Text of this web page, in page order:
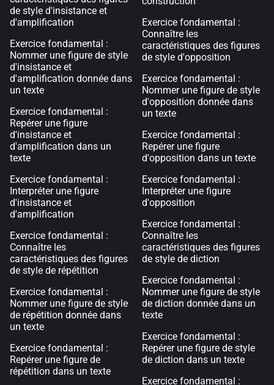
de style d'insistance et
d'amplification
Exercice fondamental :
Nommer une figure de style
d'insistance et
d'amplification donnée dans
un texte
Exercice fondamental :
Repérer une figure
d'insistance et
d'amplification dans un
texte
Exercice fondamental :
Interpréter une figure
d'insistance et
d'amplification
Exercice fondamental :
Connaître les
caractéristiques des figures
de style de répétition
Exercice fondamental :
Nommer une figure de style
de répétition donnée dans
un texte
Exercice fondamental :
Repérer une figure de
répétition dans un texte
Exercice fondamental :
Connaître les
caractéristiques des figures
de style d'opposition
Exercice fondamental :
Nommer une figure de style
d'opposition donnée dans
un texte
Exercice fondamental :
Repérer une figure
d'opposition dans un texte
Exercice fondamental :
Interpréter une figure
d'opposition
Exercice fondamental :
Connaître les
caractéristiques des figures
de style de diction
Exercice fondamental :
Nommer une figure de style
de diction donnée dans un
texte
Exercice fondamental :
Repérer une figure de style
de diction dans un texte
Exercice fondamental :